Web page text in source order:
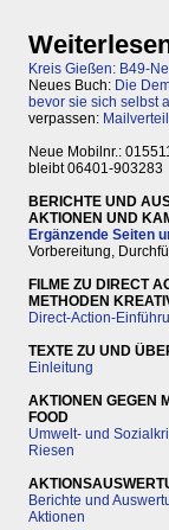
Kreis Gießen: B49-
Neues Buch: Die
bevor sie sich selbst
verpassen:
Neue Mobilnr.:
bleibt 06401-903283
BERICHTE UND
AKTIONEN UND
Ergänzende Seiten
Vorbereitung,
FILME ZU DIRECT
METHODEN
Direct-Action-
TEXTE ZU UND
Einleitung
AKTIONEN GEGEN
FOOD
Umwelt- und
Riesen
Berichte und
Aktionen